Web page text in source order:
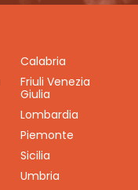
Calabria
Friuli Venezia
Giulia
Lombardia
Piemonte
Sicilia
Umbria